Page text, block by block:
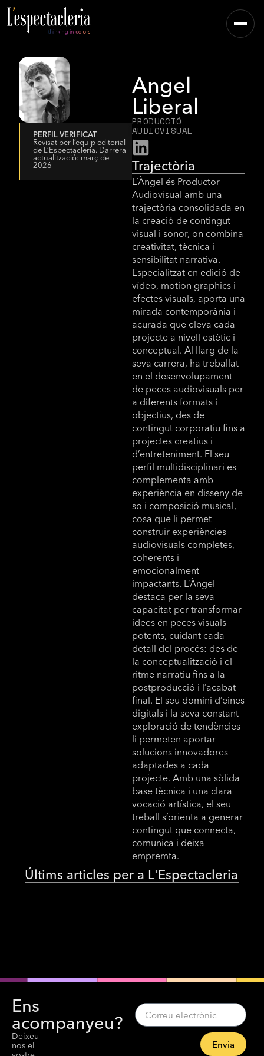
PERFIL VERIFICAT
Revisat per l’equip editorial
de L’Espectacleria. Darrera
actualització: març de
2026
Angel
Liberal
PRODUCCIÓ
AUDIOVISUAL
Trajectòria
L’Àngel és Productor
Audiovisual amb una
trajectòria consolidada en
la creació de contingut
visual i sonor, on combina
creativitat, tècnica i
sensibilitat narrativa.
Especialitzat en edició de
vídeo, motion graphics i
efectes visuals, aporta una
mirada contemporània i
acurada que eleva cada
projecte a nivell estètic i
conceptual. Al llarg de la
seva carrera, ha treballat
en el desenvolupament
de peces audiovisuals per
a diferents formats i
objectius, des de
contingut corporatiu fins a
projectes creatius i
d’entreteniment. El seu
perfil multidisciplinari es
complementa amb
experiència en disseny de
so i composició musical,
cosa que li permet
construir experiències
audiovisuals completes,
coherents i
emocionalment
impactants. L’Àngel
destaca per la seva
capacitat per transformar
idees en peces visuals
potents, cuidant cada
detall del procés: des de
la conceptualització i el
ritme narratiu fins a la
postproducció i l’acabat
final. El seu domini d’eines
digitals i la seva constant
exploració de tendències
li permeten aportar
solucions innovadores
adaptades a cada
projecte. Amb una sòlida
base tècnica i una clara
vocació artística, el seu
treball s’orienta a generar
contingut que connecta,
comunica i deixa
empremta.
Últims articles per a L'Espectacleria
Ens
acompanyeu?
Deixeu-
nos el
Envia